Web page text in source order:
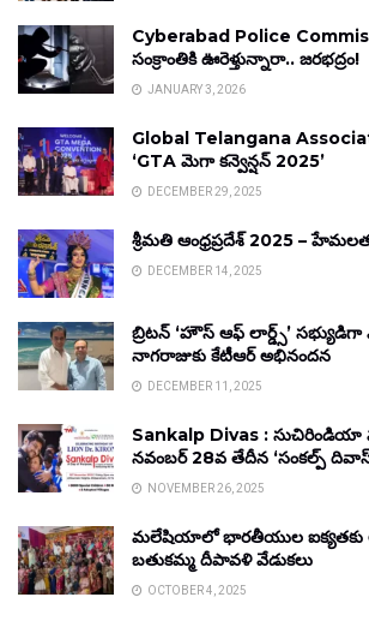
Cyberabad Police
సంక్రాంతికి ఊరెళ్తున్నారా.. జరభద్రం!
JANUARY 3, 2026
Global Telangana
‘GTA మెగా కన్వెన్షన్ 2025’
DECEMBER 29, 2025
శ్రీమతి ఆంధ్రప్రదేశ్ 2025 –
DECEMBER 14, 2025
బ్రిటన్ ‘హౌస్ ఆఫ్ లార్డ్స్’
నాగరాజుకు కేటీఆర్ అభినందన
DECEMBER 11, 2025
Sankalp Divas : సుచిరిండియా
నవంబర్ 28వ తేదీన ‘సంకల్ప్
NOVEMBER 26, 2025
మలేషియాలో భారతీయుల ఐక్యతకు
బతుకమ్మ దీపావళి వేడుకలు
OCTOBER 4, 2025